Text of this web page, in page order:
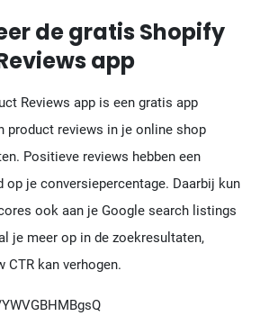
de gratis Shopify
app
Reviews app is een gratis app
product reviews in je online shop
Positieve reviews hebben een
op je conversiepercentage. Daarbij kun
ook aan je Google search listings
je meer op in de zoekresultaten,
CTR kan verhogen.